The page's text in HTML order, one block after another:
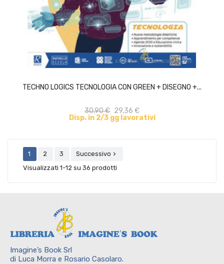
TECHNO LOGICS TECNOLOGIA CON GREEN + DISEGNO +...
30,90 € 29,36 €
Disp. in 2/3 gg lavorativi
ACQUISTA
1 2 3 Successivo 
Visualizzati 1-12 su 36 prodotti
Imagine’s Book Srl
di Luca Morra e Rosario Casolaro.